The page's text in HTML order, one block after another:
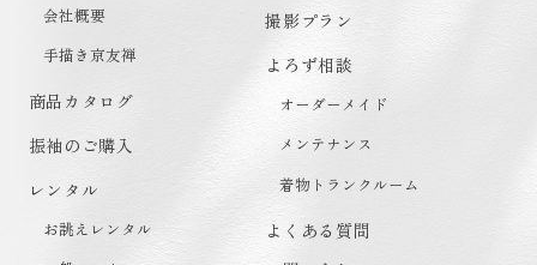
会社概要
手描き京友禅
商品カタログ
振袖のご購入
レンタル
お誂えレンタル
撮影プラン
よろず相談
オーダーメイド
メンテナンス
着物トランクルーム
よくある質問